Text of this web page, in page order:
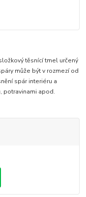
těsnící tmel určený
může být v rozmezí od
spár interiéru a
potravinami apod.